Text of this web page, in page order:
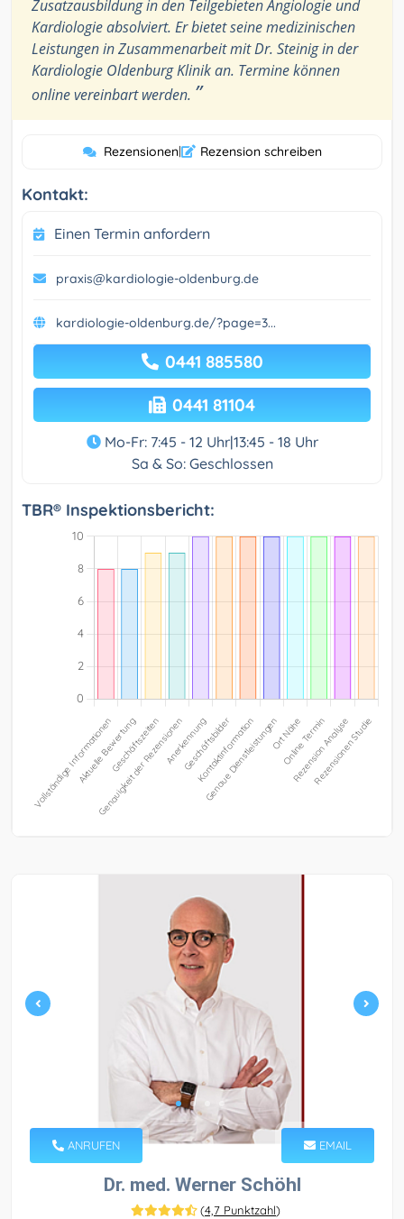
Zusatzausbildung in den Teilgebieten Angiologie und
Kardiologie absolviert. Er bietet seine medizinischen
Leistungen in Zusammenarbeit mit Dr. Steinig in der
Kardiologie Oldenburg Klinik an. Termine können
online vereinbart werden. ”
Rezensionen| Rezension schreiben
Kontakt:
Einen Termin anfordern
praxis@kardiologie-oldenburg.de
kardiologie-oldenburg.de/?page=3...
0441 885580
0441 81104
Mo-Fr: 7:45 - 12 Uhr|13:45 - 18 Uhr
Sa & So: Geschlossen
TBR® Inspektionsbericht:
ANRUFEN EMAIL
Dr. med. Werner Schöhl
(4,7 Punktzahl)